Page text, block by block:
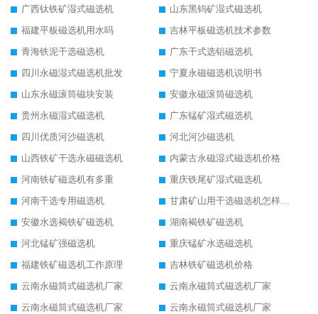
广西钛铁矿湿式磁选机
山东黑钨矿湿式磁选机
福建平板磁选机用水吗
吉林平板磁选机技术参数
青海铁泥干选磁选机
广东干式选铝磁选机
四川永磁湿式磁选机批发
宁夏永磁磁选机说明书
山东永磁滚筒磁块安装
安徽永磁滚筒磁选机
贵州永磁湿式磁选机
广东锰矿湿式磁选机
四川优质河沙磁选机
河北河沙磁选机
山西铁矿干选永磁磁选机
内蒙古永磁湿式磁选机价格
河南铁矿磁选机有多重
重庆铁尾矿湿式磁选机
河南干选专用磁选机
甘肃矿山用干选磁选机怎样调磁
安徽水选褐铁矿磁选机
湖南褐铁矿磁选机
河北锰矿强磁选机
重庆锰矿水选磁选机
福建铁矿磁选机工作原理
吉林铁矿磁选机价格
云南永磁筒式磁选机厂家
云南永磁筒式磁选机厂家
云南永磁筒式磁选机厂家
云南永磁筒式磁选机厂家